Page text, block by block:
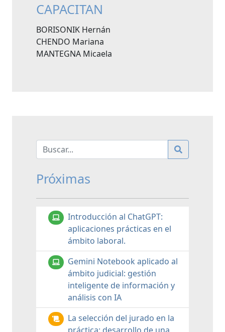
CAPACITAN
BORISONIK Hernán
CHENDO Mariana
MANTEGNA Micaela
Próximas
Introducción al ChatGPT:
aplicaciones prácticas en el
ámbito laboral.
Gemini Notebook aplicado al
ámbito judicial: gestión
inteligente de información y
análisis con IA
La selección del jurado en la